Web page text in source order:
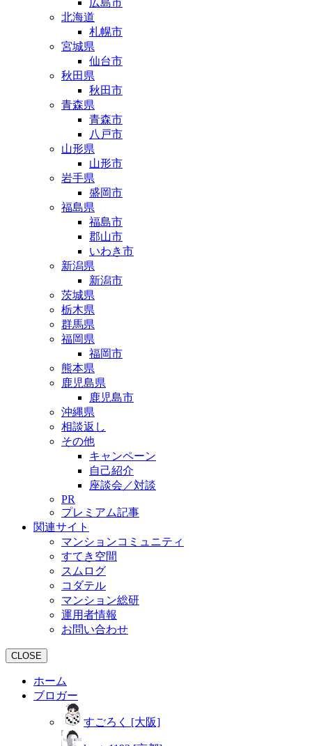
広島市
北海道
札幌市
宮城県
仙台市
秋田県
秋田市
青森県
青森市
八戸市
山形県
山形市
岩手県
盛岡市
福島県
福島市
郡山市
いわき市
新潟県
新潟市
茨城県
栃木県
群馬県
福岡県
福岡市
熊本県
鹿児島県
鹿児島市
沖縄県
相談返し
その他
キャンペーン
自己紹介
座談会／対談
PR
プレミアム記事
関連サイト
マンションコミュニティ
すてき空間
スムログ
コダテル
マンション総研
運用者情報
お問い合わせ
CLOSE
ホーム
ブロガー
すごろく [大阪]